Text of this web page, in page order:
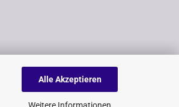
Alle Akzeptieren
Weitere Informationen